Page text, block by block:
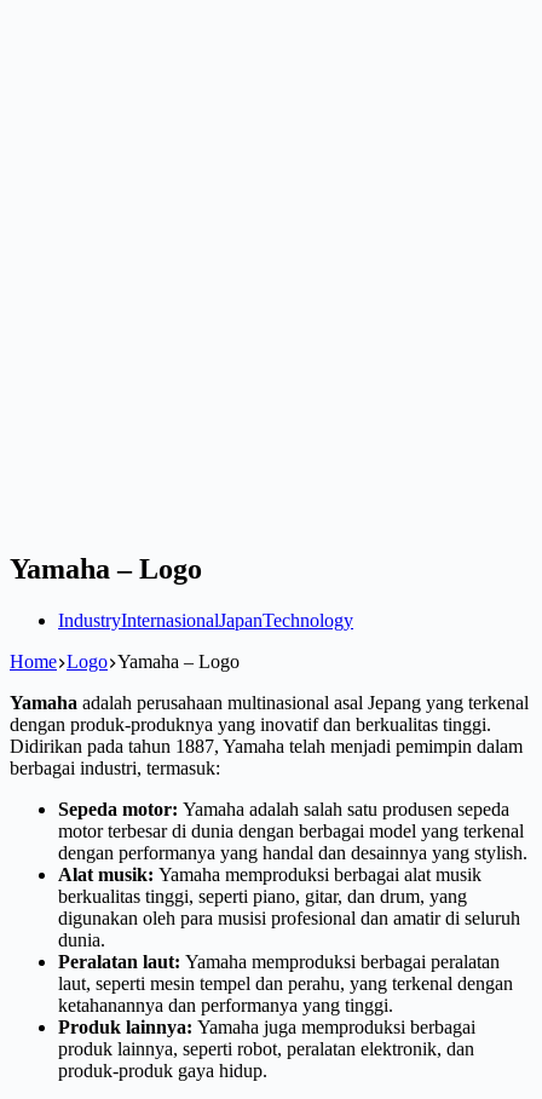
Yamaha – Logo
IndustryInternasionalJapanTechnology
Home Logo Yamaha – Logo
Yamaha adalah perusahaan multinasional asal Jepang yang terkenal
dengan produk-produknya yang inovatif dan berkualitas tinggi.
Didirikan pada tahun 1887, Yamaha telah menjadi pemimpin dalam
berbagai industri, termasuk:
Sepeda motor: Yamaha adalah salah satu produsen sepeda
motor terbesar di dunia dengan berbagai model yang terkenal
dengan performanya yang handal dan desainnya yang stylish.
Alat musik: Yamaha memproduksi berbagai alat musik
berkualitas tinggi, seperti piano, gitar, dan drum, yang
digunakan oleh para musisi profesional dan amatir di seluruh
dunia.
Peralatan laut: Yamaha memproduksi berbagai peralatan
laut, seperti mesin tempel dan perahu, yang terkenal dengan
ketahanannya dan performanya yang tinggi.
Produk lainnya: Yamaha juga memproduksi berbagai
produk lainnya, seperti robot, peralatan elektronik, dan
produk-produk gaya hidup.